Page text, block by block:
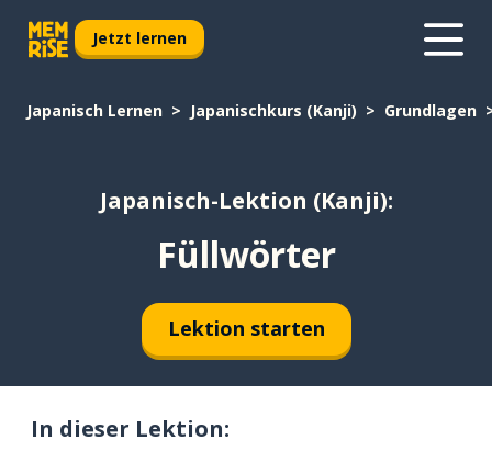
Jetzt lernen
Japanisch Lernen Japanischkurs (Kanji) Grundlagen
Japanisch-Lektion (Kanji):
Füllwörter
Lektion starten
In dieser Lektion: